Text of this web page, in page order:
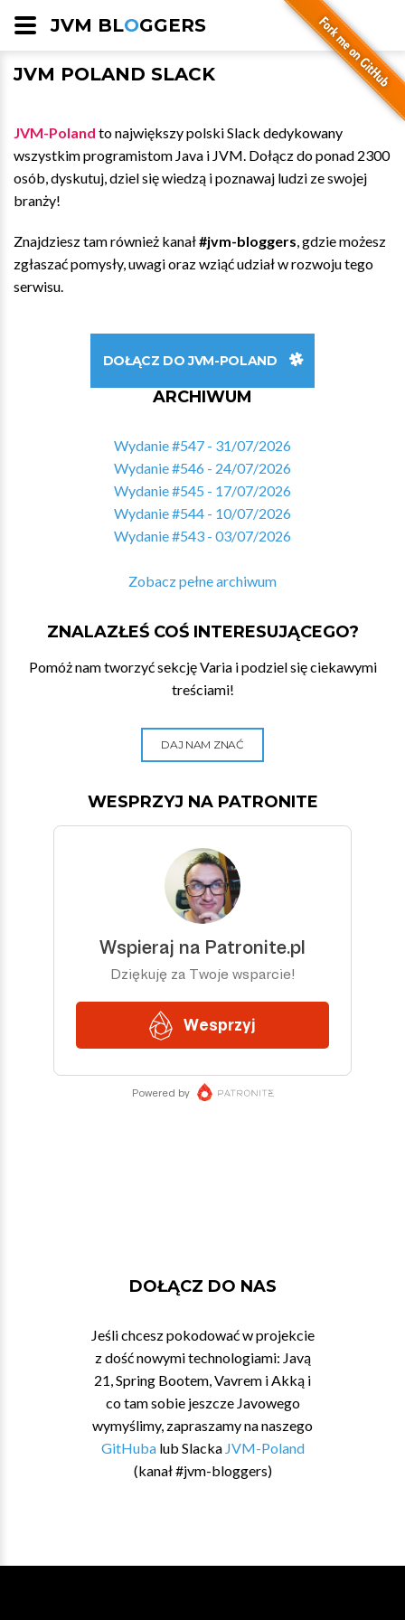
JVM BLOGGERS
JVM POLAND SLACK
JVM-Poland to największy polski Slack dedykowany
wszystkim programistom Java i JVM. Dołącz do ponad 2300
osób, dyskutuj, dziel się wiedzą i poznawaj ludzi ze swojej
branży!
Znajdziesz tam również kanał#jvm-bloggers, gdzie możesz
zgłaszać pomysły, uwagi oraz wziąć udział w rozwoju tego
serwisu.
DOŁĄCZ DO JVM-POLAND
ARCHIWUM
Wydanie #547 - 31/07/2026
Wydanie #546 - 24/07/2026
Wydanie #545 - 17/07/2026
Wydanie #544 - 10/07/2026
Wydanie #543 - 03/07/2026
Zobacz pełne archiwum
ZNALAZŁEŚ COŚ INTERESUJĄCEGO?
Pomóż nam tworzyć sekcję Varia i podziel się ciekawymi
treściami!
DAJ NAM ZNAĆ
WESPRZYJ NA PATRONITE
DOŁĄCZ DO NAS
Jeśli chcesz pokodować w projekcie
z dość nowymi technologiami: Javą
21, Spring Bootem, Vavrem i Akką i
co tam sobie jeszcze Javowego
wymyślimy, zapraszamy na naszego
GitHubalub Slacka JVM-Poland
(kanał #jvm-bloggers)